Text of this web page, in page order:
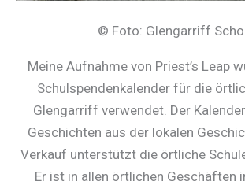
© Foto: Glengarriff
Meine Aufnahme von Priest’s Leap
Schulspendenkalender für die
Glengarriff verwendet. Der
Geschichten aus der lokalen
Verkauf unterstützt die örtliche
Er ist in allen örtlichen Geschäften